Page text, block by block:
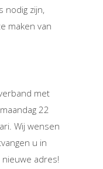
nodig zijn,
maken van
met
22
Wij wensen
u in
adres!